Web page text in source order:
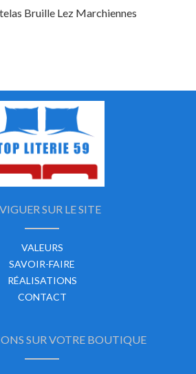
Bruille Lez Marchiennes
SUR LE SITE
VALEURS
SAVOIR-FAIRE
RÉALISATIONS
CONTACT
SUR VOTRE BOUTIQUE